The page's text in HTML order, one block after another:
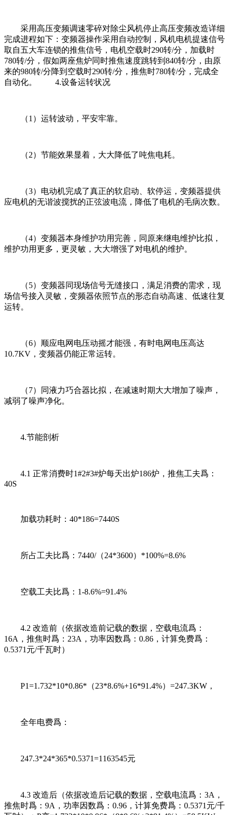
采用高压变频调速零碎对除尘风机停止高压变频改造详细
完成进程如下：变频器操作采用自动控制，风机电机提速信号
取自五大车连锁的推焦信号，电机空载时290转/分，加载时
780转/分，假如两座焦炉同时推焦速度跳转到840转/分，由原
来的980转/分降到空载时290转/分，推焦时780转/分，完成全
自动化。 4.设备运转状况
（1）运转波动，平安牢靠。
（2）节能效果显着，大大降低了吨焦电耗。
（3）电动机完成了真正的软启动、软停运，变频器提供
应电机的无谐波搅扰的正弦波电流，降低了电机的毛病次数。
（4）变频器本身维护功用完善，同原来继电维护比拟，
维护功用更多，更灵敏，大大增强了对电机的维护。
（5）变频器同现场信号无缝接口，满足消费的需求，现
场信号接入灵敏，变频器依照节点的形态自动高速、低速往复
运转。
（6）顺应电网电压动摇才能强，有时电网电压高达
10.7KV，变频器仍能正常运转。
（7）同液力巧合器比拟，在减速时期大大增加了噪声，
减弱了噪声净化。
4.节能剖析
4.1 正常消费时1#2#3#炉每天出炉186炉，推焦工夫爲：
40S
加载功耗时：40*186=7440S
所占工夫比爲：7440/（24*3600）*100%=8.6%
空载工夫比爲：1-8.6%=91.4%
4.2 改造前（依据改造前记载的数据，空载电流爲：
16A，推焦时爲：23A，功率因数爲：0.86，计算免费爲：
0.5371元/千瓦时）
P1=1.732*10*0.86*（23*8.6%+16*91.4%）=247.3KW，
全年电费爲：
247.3*24*365*0.5371=1163545元
4.3 改造后（依据改造后记载的数据，空载电流爲：3A，
推焦时爲：9A，功率因数爲：0.96，计算免费爲：0.5371元/千